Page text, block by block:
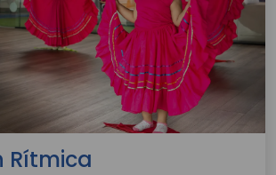
Rítmica